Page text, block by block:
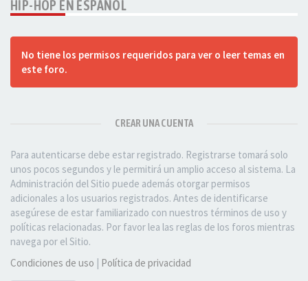
HIP-HOP EN ESPAÑOL
No tiene los permisos requeridos para ver o leer temas en
este foro.
CREAR UNA CUENTA
Para autenticarse debe estar registrado. Registrarse tomará solo
unos pocos segundos y le permitirá un amplio acceso al sistema. La
Administración del Sitio puede además otorgar permisos
adicionales a los usuarios registrados. Antes de identificarse
asegúrese de estar familiarizado con nuestros términos de uso y
políticas relacionadas. Por favor lea las reglas de los foros mientras
navega por el Sitio.
Condiciones de uso | Política de privacidad